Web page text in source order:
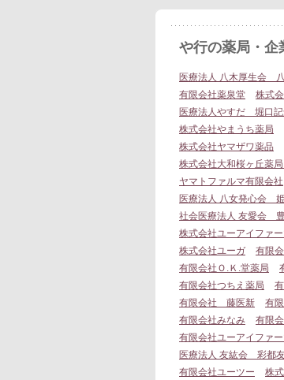
や行の薬局・企
医療法人 八木厚生会
有限会社薬泉堂
株式
医療法人やすだ 堀口
株式会社やまうち薬局
株式会社ヤマザワ薬品
株式会社大和桜ヶ丘薬
ヤマトファルマ有限会社
医療法人 八女発心会
社会医療法人 友愛会
株式会社ユーアイファ
株式会社ユーガ
有限
有限会社Ｏ.Ｋ.堂薬局
有限会社つちえ薬局
有限会社 藤医新
有
有限会社みなみ
有限
有限会社ユーアイファ
医療法人 友紘会 彩都
有限会社ユーツー
株